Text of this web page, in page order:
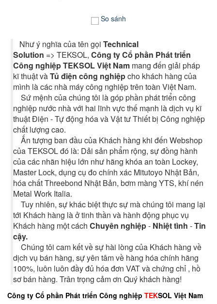
So sánh
Như ý nghĩa của tên gọiTechnical
Solution => TEKSOL,Công ty Cổ phần Phát triển
Công nghiệp TEKSOL Việt Nam mang đến giải pháp
kĩ thuật vàTủ điện công nghiệpcho khách hàng của
mình là các nhà máy công nghiệp trên toàn Việt Nam.
Sứ mệnh của chúng tôi là góp phần phát triển công
nghiệp nước nhà với hai lĩnh vực thế mạnh là dịch vụ kĩ
thuật Điện - Tự động hóa và Vật tư Thiết bị Công nghiệp
chất lượng cao.
Ấn tượng ban đầu của Khách hàng khi đến Webshop
của TEKSOL đó là: Dải sản phẩm rộng, sự đồng hành
của các nhãn hiệu lớn như hãng khóa an toàn Lockey,
Master Lock, dụng cụ đo chính xác Mitutoyo Nhật Bản,
hóa chất Threebond Nhật Bản, bơm màng YTS, khí nén
Metal Work Italia.
Tuy nhiên, sự khác biệt thực sự mà chúng tôi mang lại
tới Khách hàng là ở tinh thần và hành động phục vụ
Khách hàng một cáchChuyên nghiệp- Nhiệt tình -Tin
cậy.
Chúng tôi cam kết về sự hài lòng của Khách hàng về
dịch vụ bán hàng, sự yên tâm về hàng hóa chính hãng
100%, luôn luôn đầy đủ hóa đơn VAT và chứng chỉ , hồ
sơ bán hàng. Trân trọng cảm ơn Quý khách hàng!
Công ty Cổ phần Phát triển Công nghiệp TEKSOL Việt Nam